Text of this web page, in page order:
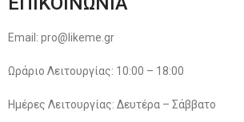
Email: pro@likeme.gr
Ωράριο Λειτουργίας: 10:00 – 18:00
Ημέρες Λειτουργίας: Δευτέρα – Σάββατο